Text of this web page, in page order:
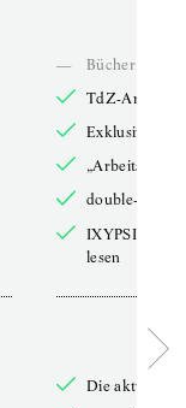
—
Bücher online
TdZ-Artikel
Exklusive
double-
lesen
Die aktuelle